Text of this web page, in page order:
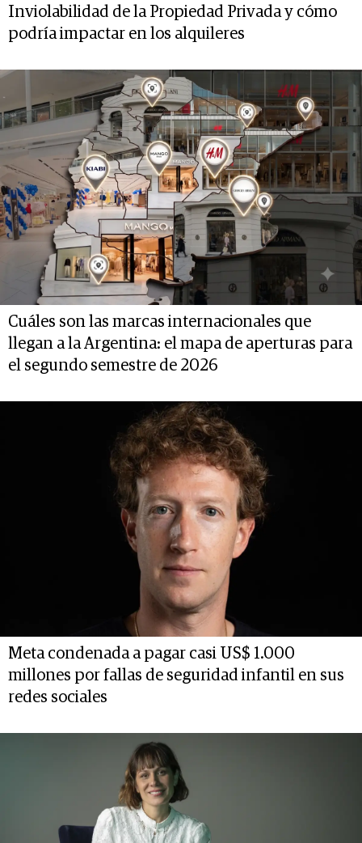
Inviolabilidad de la Propiedad Privada y cómo
podría impactar en los alquileres
Cuáles son las marcas internacionales que
llegan a la Argentina: el mapa de aperturas para
el segundo semestre de 2026
Meta condenada a pagar casi US$ 1.000
millones por fallas de seguridad infantil en sus
redes sociales